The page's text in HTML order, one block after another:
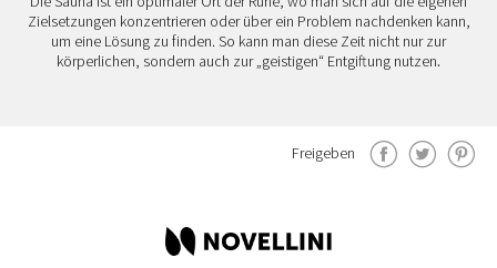
Zielsetzungen konzentrieren oder über ein Problem nachdenken kann,
um eine Lösung zu finden. So kann man diese Zeit nicht nur zur
körperlichen, sondern auch zur „geistigen“ Entgiftung nutzen.
Freigeben